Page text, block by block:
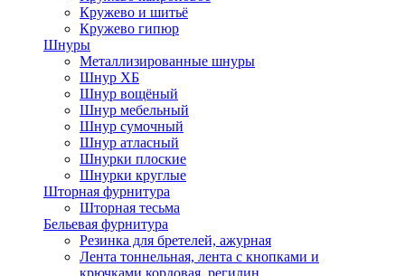
Кружево и шитьё
Кружево гипюр
Шнуры
Металлизированные шнуры
Шнур ХБ
Шнур вощёный
Шнур мебельный
Шнур сумочный
Шнур атласный
Шнурки плоские
Шнурки круглые
Шторная фурнитура
Шторная тесьма
Бельевая фурнитура
Резинка для бретелей, ажурная
Лента тоннельная, лента с кнопками и
крючками,кордовая, регилин